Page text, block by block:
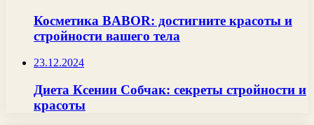
Косметика BABOR: достигните красоты и
стройности вашего тела
23.12.2024
Диета Ксении Собчак: секреты стройности и
красоты